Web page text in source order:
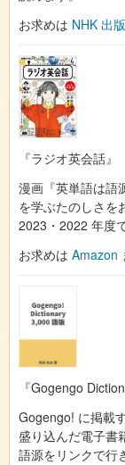
お求めは NHK 出版
『ラジオ英会話』
漫画『英単語は語
を学ぶたのしさを
2023・2022 年度で
お求めは Amazon
『Gogengo
Gogengo! に掲載
盛り込んだ電子書
語源をリンクで行